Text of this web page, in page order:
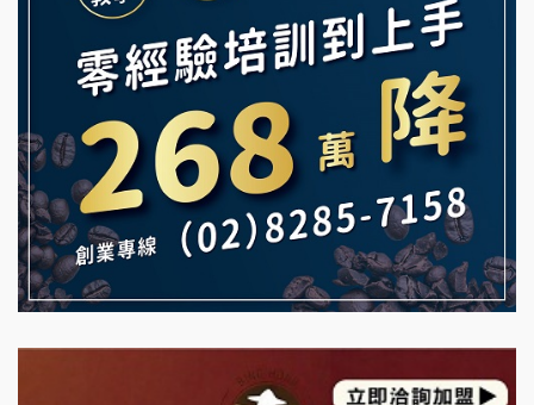
鮮茶道加盟說明會
【曉妍美妝】誠徵行政櫃檯
自助洗衣店誠徵代洗收送人員(台中市)
MUSHEN徵SPA美容芳療師
日十。早午食加盟說明會
拾鑶火鍋加盟說明會
Mr.Wish加盟說明會
白鬍泡泡 BOHO POPO加盟說明會
雞咕雞咕加盟說明會
TEA TOP加盟說明會
珍好味臭臭鍋加盟說明會
日十。早午食加盟說明會